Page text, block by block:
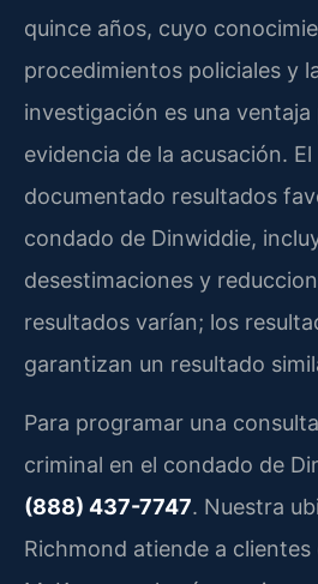
quince años, cuyo
procedimientos policiales y
investigación es una ventaja
evidencia de la acusación.
documentado resultados
condado de Dinwiddie,
desestimaciones y
resultados varían; los
garantizan un resultado
Para programar una
criminal en el condado de
(888) 437-7747. Nuestra
Richmond atiende a clientes